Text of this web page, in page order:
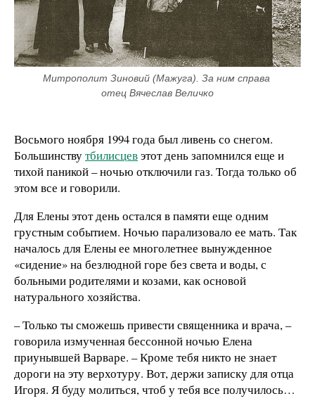
Митрополит Зиновий (Мажуга). За ним справа
отец Вячеслав Величко
Восьмого ноября 1994 года был ливень со снегом.
Большинствутбилисцевэтот день запомнился еще и
тихой паникой – ночью отключили газ. Тогда только об
этом все и говорили.
Для Елены этот день остался в памяти еще одним
грустным событием. Ночью парализовало ее мать. Так
началось для Елены ее многолетнее вынужденное
«сидение» на безлюдной горе без света и воды, с
больными родителями и козами, как основой
натурального хозяйства.
– Только ты сможешь привести священника и врача, –
говорила измученная бессонной ночью Елена
приунывшей Варваре. – Кроме тебя никто не знает
дороги на эту верхотуру. Вот, держи записку для отца
Игоря. Я буду молиться, чтоб у тебя все получилось…